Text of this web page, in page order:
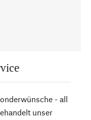
- all
unser